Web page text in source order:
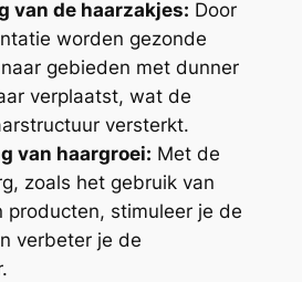
van de haarzakjes: Door
worden gezonde
gebieden met dunner
verplaatst, wat de
versterkt.
van haargroei: Met de
zoals het gebruik van
producten, stimuleer je de
verbeter je de